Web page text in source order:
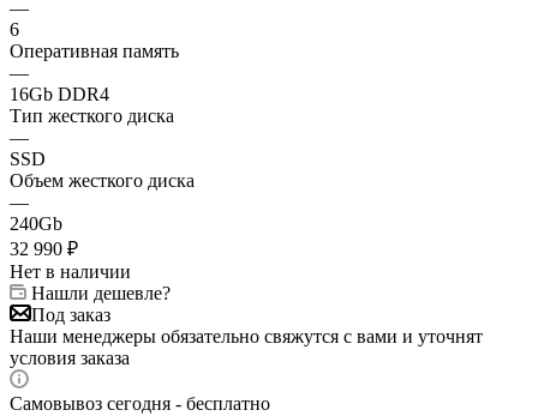
—
6
Оперативная память
—
16Gb DDR4
Тип жесткого диска
—
SSD
Объем жесткого диска
—
240Gb
32 990 ₽
Нет в наличии
Нашли дешевле?
Под заказ
Наши менеджеры обязательно свяжутся с вами и уточнят
условия заказа
Самовывоз сегодня - бесплатно